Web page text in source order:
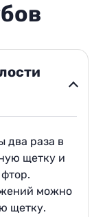
два раза в
щетку и
можно
щетку.